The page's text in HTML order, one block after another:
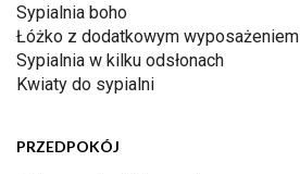
Sypialnia boho
Łóżko z dodatkowym wyposażeniem
Sypialnia w kilku odsłonach
Kwiaty do sypialni
PRZEDPOKÓJ